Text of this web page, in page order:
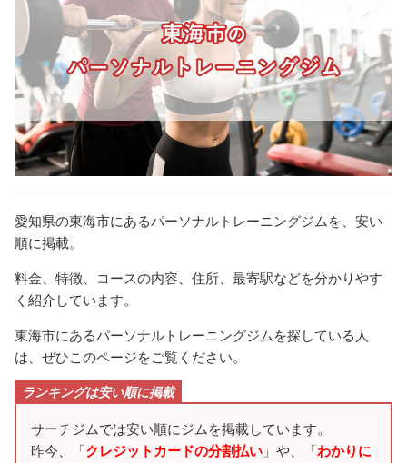
愛知県の東海市にあるパーソナルトレーニングジムを、安い
順に掲載。
料金、特徴、コースの内容、住所、最寄駅などを分かりやす
く紹介しています。
東海市にあるパーソナルトレーニングジムを探している人
は、ぜひこのページをご覧ください。
ランキングは安い順に掲載
サーチジムでは安い順にジムを掲載しています。
昨今、「クレジットカードの分割払い 」や、「わかりに